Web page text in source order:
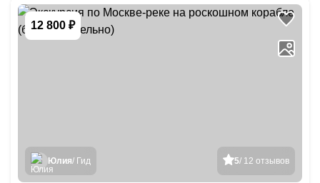
12 800 ₽
5/ 12 отзывов
Юлия/ Гид